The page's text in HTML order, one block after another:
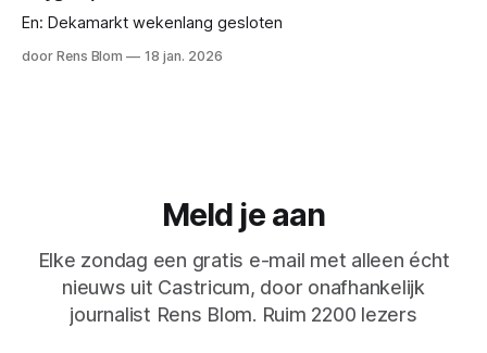
En: Dekamarkt wekenlang gesloten
door Rens Blom 18 jan. 2026
Meld je aan
Elke zondag een gratis e-mail met alleen écht
nieuws uit Castricum, door onafhankelijk
journalist Rens Blom. Ruim 2200 lezers